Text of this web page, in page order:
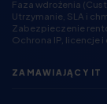
Faza wdrożenia
Utrzymanie, SLA i
Zabezpieczenie
Ochrona IP, licencje
ZAMAWIAJĄCY IT